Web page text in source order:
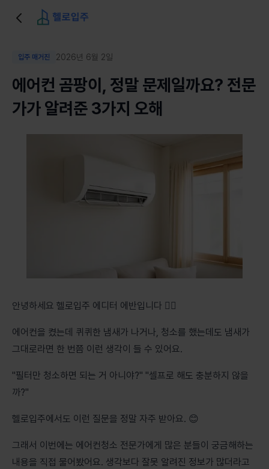
입주 매거진 2026년 6월 2일
에어컨 곰팡이, 정말 문제일까요? 전문
가가 알려준 3가지 오해
안녕하세요 헬로입주 에디터 에반입니다 🙇‍♂️
에어컨을 켰는데 퀴퀴한 냄새가 나거나, 청소를 했는데도 냄새가
그대로라면 한 번쯤 이런 생각이 들 수 있어요.
"필터만 청소하면 되는 거 아니야?" "셀프로 해도 충분하지 않을
까?"
헬로입주에서도 이런 질문을 정말 자주 받아요. 😊
그래서 이번에는 에어컨청소 전문가에게 많은 분들이 궁금해하는
내용을 직접 물어봤어요. 생각보다 잘못 알려진 정보가 많더라고